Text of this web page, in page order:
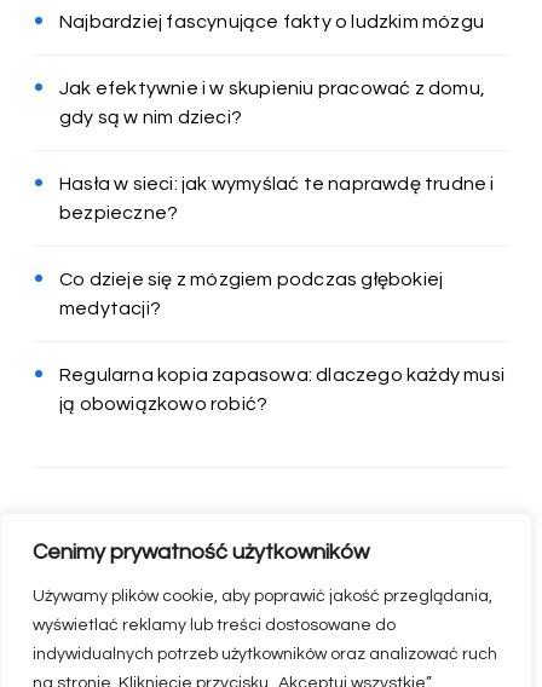
Cenimy prywatność użytkowników
Używamy plików cookie, aby poprawić jakość przeglądania,
wyświetlać reklamy lub treści dostosowane do
indywidualnych potrzeb użytkowników oraz analizować ruch
na stronie. Kliknięcie przycisku „Akceptuj wszystkie”
Najbardziej fascynujące fakty o ludzkim mózgu
Jak efektywnie i w skupieniu pracować z domu,
gdy są w nim dzieci?
Hasła w sieci: jak wymyślać te naprawdę trudne i
bezpieczne?
Co dzieje się z mózgiem podczas głębokiej
medytacji?
Regularna kopia zapasowa: dlaczego każdy musi
ją obowiązkowo robić?